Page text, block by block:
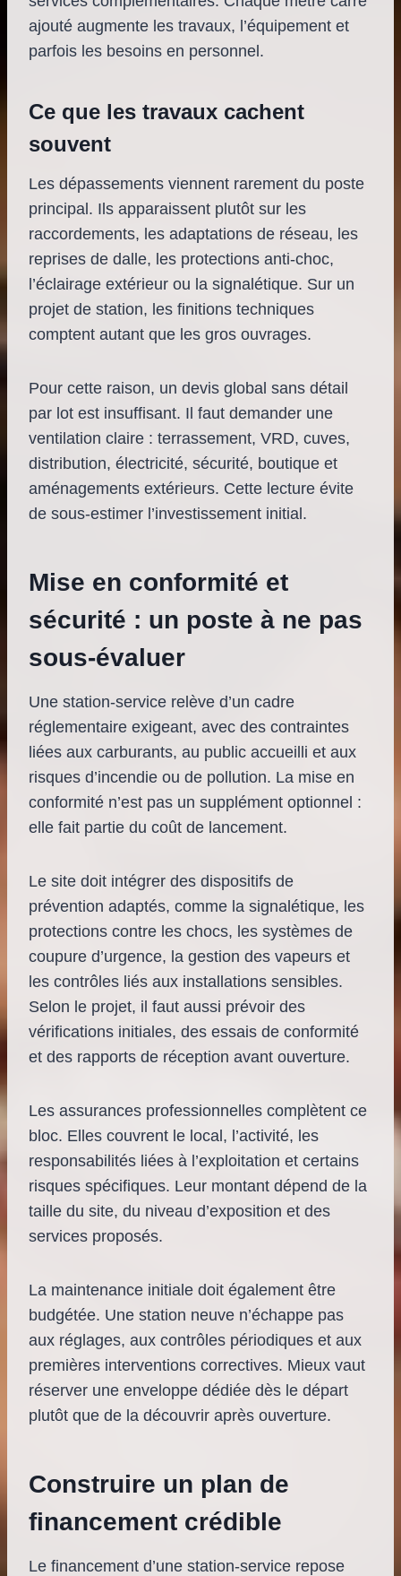
ajouté augmente les travaux, l’équipement et
parfois les besoins en personnel.
Ce que les travaux cachent
souvent
Les dépassements viennent rarement du poste
principal. Ils apparaissent plutôt sur les
raccordements, les adaptations de réseau, les
reprises de dalle, les protections anti-choc,
l’éclairage extérieur ou la signalétique. Sur un
projet de station, les finitions techniques
comptent autant que les gros ouvrages.
Pour cette raison, un devis global sans détail
par lot est insuffisant. Il faut demander une
ventilation claire : terrassement, VRD, cuves,
distribution, électricité, sécurité, boutique et
aménagements extérieurs. Cette lecture évite
de sous-estimer l’investissement initial.
Mise en conformité et
sécurité : un poste à ne pas
sous-évaluer
Une station-service relève d’un cadre
réglementaire exigeant, avec des contraintes
liées aux carburants, au public accueilli et aux
risques d’incendie ou de pollution. La mise en
conformité n’est pas un supplément optionnel :
elle fait partie du coût de lancement.
Le site doit intégrer des dispositifs de
prévention adaptés, comme la signalétique, les
protections contre les chocs, les systèmes de
coupure d’urgence, la gestion des vapeurs et
les contrôles liés aux installations sensibles.
Selon le projet, il faut aussi prévoir des
vérifications initiales, des essais de conformité
et des rapports de réception avant ouverture.
Les assurances professionnelles complètent ce
bloc. Elles couvrent le local, l’activité, les
responsabilités liées à l’exploitation et certains
risques spécifiques. Leur montant dépend de la
taille du site, du niveau d’exposition et des
services proposés.
La maintenance initiale doit également être
budgétée. Une station neuve n’échappe pas
aux réglages, aux contrôles périodiques et aux
premières interventions correctives. Mieux vaut
réserver une enveloppe dédiée dès le départ
plutôt que de la découvrir après ouverture.
Construire un plan de
financement crédible
Le financement d’une station-service repose